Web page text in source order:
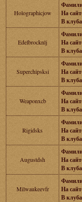
Holographicjow
На
В
Edelbrocknlj
На
В
Superchipsksi
На
В
Weaponxcb
На
В
Rigidsks
На
В
Augustdsh
На
В
Milwaukeevfr
На
В